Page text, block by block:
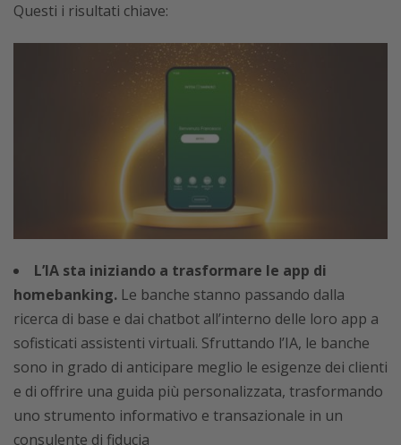
Questi i risultati chiave:
L’IA sta iniziando a trasformare le app di
homebanking. Le banche stanno passando dalla
ricerca di base e dai chatbot all’interno delle loro app a
sofisticati assistenti virtuali. Sfruttando l’IA, le banche
sono in grado di anticipare meglio le esigenze dei clienti
e di offrire una guida più personalizzata, trasformando
uno strumento informativo e transazionale in un
consulente di fiducia